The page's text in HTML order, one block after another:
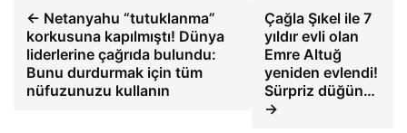
← Netanyahu “tutuklanma”
korkusuna kapılmıştı! Dünya
liderlerine çağrıda bulundu:
Bunu durdurmak için tüm
nüfuzunuzu kullanın
Çağla Şıkel ile 7
yıldır evli olan
Emre Altuğ
yeniden evlendi!
Sürpriz düğün…
→